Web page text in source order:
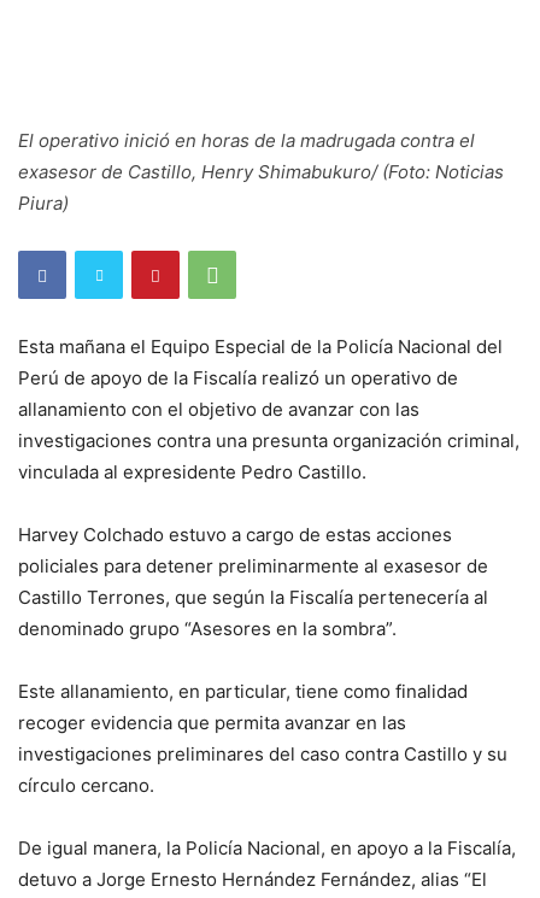
El operativo inició en horas de la madrugada contra el
exasesor de Castillo, Henry Shimabukuro/ (Foto: Noticias
Piura)
Esta mañana el Equipo Especial de la Policía Nacional del
Perú de apoyo de la Fiscalía realizó un operativo de
allanamiento con el objetivo de avanzar con las
investigaciones contra una presunta organización criminal,
vinculada al expresidente Pedro Castillo.
Harvey Colchado estuvo a cargo de estas acciones
policiales para detener preliminarmente al exasesor de
Castillo Terrones, que según la Fiscalía pertenecería al
denominado grupo “Asesores en la sombra”.
Este allanamiento, en particular, tiene como finalidad
recoger evidencia que permita avanzar en las
investigaciones preliminares del caso contra Castillo y su
círculo cercano.
De igual manera, la Policía Nacional, en apoyo a la Fiscalía,
detuvo a Jorge Ernesto Hernández Fernández, alias “El